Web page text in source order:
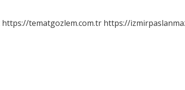
https://tematgozlem.com.tr https://